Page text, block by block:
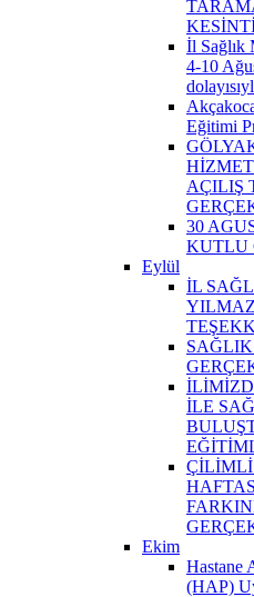
İl Sağlık
4-10
Eğitimi
AÇILIŞ
30
KUTLU
Eylül
İL
İLE
Ekim
Hastane
(HAP)